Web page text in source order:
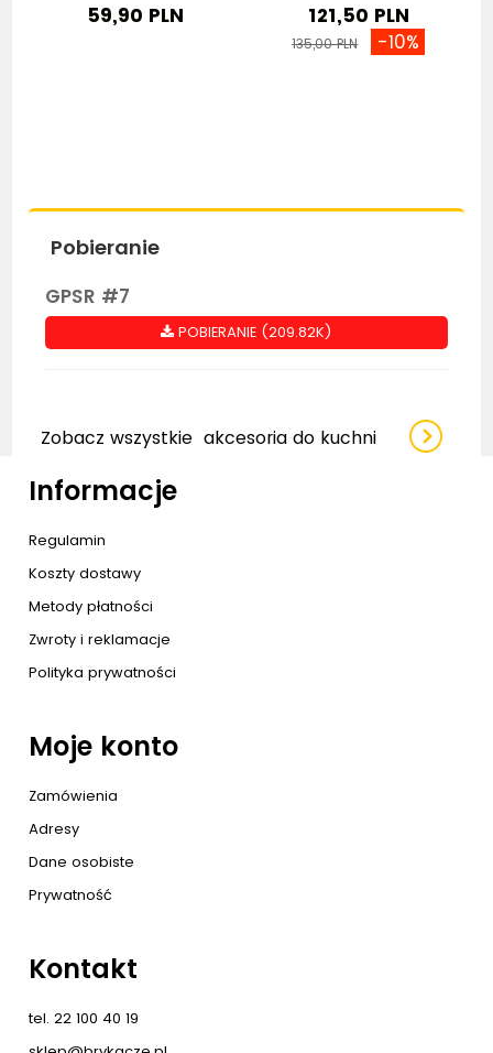
59,90 PLN 121,50 PLN
135,00 PLN -10%
Pobieranie
GPSR #7
POBIERANIE (209.82K)
Zobacz wszystkie akcesoria do kuchni
Informacje
Regulamin
Koszty dostawy
Metody płatności
Zwroty i reklamacje
Polityka prywatności
Moje konto
Zamówienia
Adresy
Dane osobiste
Prywatność
Kontakt
tel. 22 100 40 19